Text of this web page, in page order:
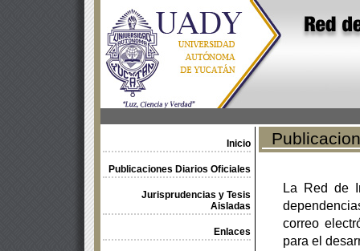
Inicio
Publicaciones Diarios Oficiales
Jurisprudencias y Tesis
Aisladas
Enlaces
La Red de
correo
para el